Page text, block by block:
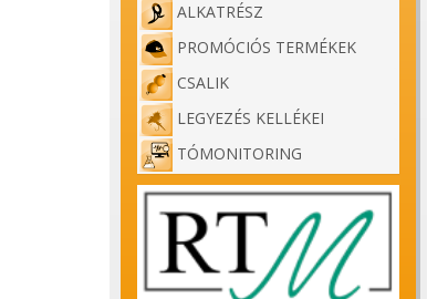
ALKATRÉSZ
PROMÓCIÓS TERMÉKEK
CSALIK
LEGYEZÉS KELLÉKEI
TÓMONITORING